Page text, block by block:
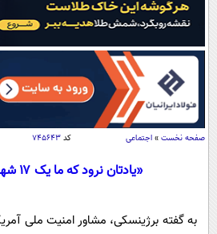
نظرسنجی
آب و هوا
اوقات شرعی
سواد زندگی
اقتصاد
اقتصادی
جامعه
حوادث
بین الملل
صفحه نخست » اجتماعی کد ۷۴۵۶۴۳
«یادتان نرود که ما یک ۱۷ شهریور داشتیم»
به گفته برژینسکی، مشاور امنیت ملی